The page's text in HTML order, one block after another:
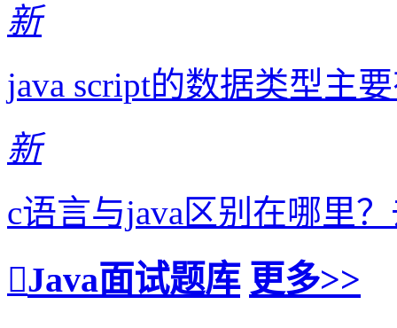
新
java script的数据类型主
新
c语言与java区别在哪里
Java面试题库 更多>>